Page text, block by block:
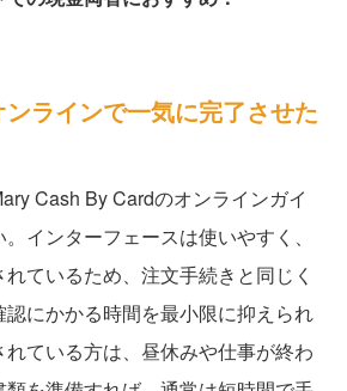
ラインで一気に完了させた
Cash By Cardのオンラインガイ
インターフェースは使いやすく、
ているため、注文手続きと同じく
認にかかる時間を最小限に抑えられ
れている方は、昼休みや仕事が終わ